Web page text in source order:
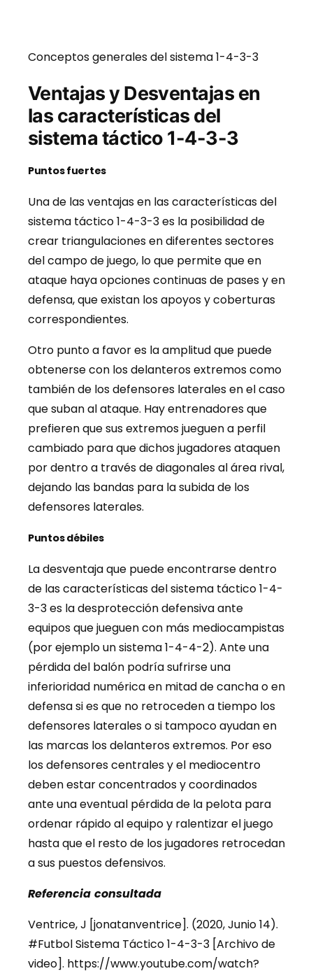
Conceptos generales del sistema 1-4-3-3
Ventajas y Desventajas en
las características del
sistema táctico 1-4-3-3
Puntos fuertes
Una de las ventajas en las características del
sistema táctico 1-4-3-3 es la posibilidad de
crear triangulaciones en diferentes sectores
del campo de juego, lo que permite que en
ataque haya opciones continuas de pases y en
defensa, que existan los apoyos y coberturas
correspondientes.
Otro punto a favor es la amplitud que puede
obtenerse con los delanteros extremos como
también de los defensores laterales en el caso
que suban al ataque. Hay entrenadores que
prefieren que sus extremos jueguen a perfil
cambiado para que dichos jugadores ataquen
por dentro a través de diagonales al área rival,
dejando las bandas para la subida de los
defensores laterales.
Puntos débiles
La desventaja que puede encontrarse dentro
de las características del sistema táctico 1-4-
3-3 es la desprotección defensiva ante
equipos que jueguen con más mediocampistas
(por ejemplo un sistema 1-4-4-2). Ante una
pérdida del balón podría sufrirse una
inferioridad numérica en mitad de cancha o en
defensa si es que no retroceden a tiempo los
defensores laterales o si tampoco ayudan en
las marcas los delanteros extremos. Por eso
los defensores centrales y el mediocentro
deben estar concentrados y coordinados
ante una eventual pérdida de la pelota para
ordenar rápido al equipo y ralentizar el juego
hasta que el resto de los jugadores retrocedan
a sus puestos defensivos.
Referencia consultada
Ventrice, J [jonatanventrice]. (2020, Junio 14).
#Futbol Sistema Táctico 1-4-3-3 [Archivo de
video]. https://www.youtube.com/watch?